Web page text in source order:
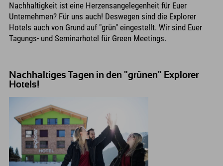
Nachhaltigkeit ist eine Herzensangelegenheit für Euer
Unternehmen? Für uns auch! Deswegen sind die Explorer
Hotels auch von Grund auf "grün" eingestellt. Wir sind Euer
Tagungs- und Seminarhotel für Green Meetings.
Nachhaltiges Tagen in den "grünen" Explorer
Hotels!